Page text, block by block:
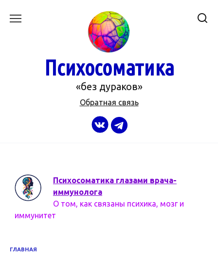
Психосоматика
«без дураков»
Обратная связь
Психосоматика глазами врача-
иммунолога
О том, как связаны психика, мозг и
иммунитет
ГЛАВНАЯ